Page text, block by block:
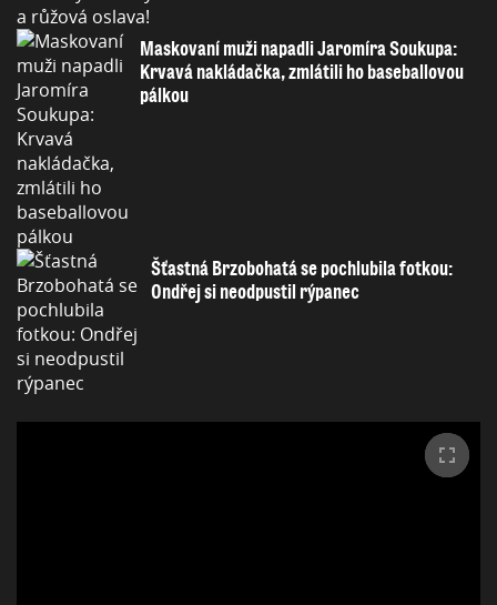
Maskovaní muži napadli Jaromíra Soukupa:
Krvavá nakládačka, zmlátili ho baseballovou
pálkou
Šťastná Brzobohatá se pochlubila fotkou:
Ondřej si neodpustil rýpanec